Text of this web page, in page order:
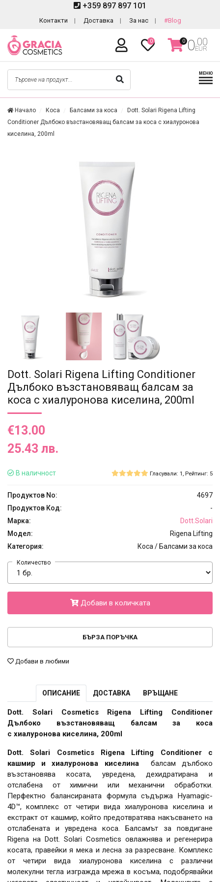
+359 897 897 101
Контакти Доставка За нас #Blog
0 0 0.00
EUR
МЕНЮ
Начало Коса Балсами за коса
Dott. Solari Rigena Lifting
Conditioner Дълбоко възстановяващ балсам за коса с хиалуронова
киселина, 200ml
Dott. Solari Rigena Lifting Conditioner
Дълбоко възстановяващ балсам за
коса с хиалуронова киселина, 200ml
€13.00
25.43 лв.
В наличност Гласували: 1, Рейтинг: 5
Продуктов No:
4697
Продуктов Код:
-
Марка:
Dott.Solari
Модел:
Rigena Lifting
Категория:
Коса / Балсами за коса
Количество
Добави в количката
БЪРЗА ПОРЪЧКА
Добави в любими
ОПИСАНИЕ ДОСТАВКА ВРЪЩАНЕ
Dott. Solari Cosmetics Rigena Lifting Conditioner
Дълбоко възстановяващ балсам за коса
с хиалуронова киселина, 200ml
Dott. Solari Cosmetics Rigena Lifting Conditioner с
кашмир и хиалуронова киселина
балсам дълбоко
възстановява косата, увредена, дехидратирана и
отслабена от химични или механични обработки.
Перфектно балансираната формула съдържа Hyamagic-
4D™, комплекс от четири вида хиалуронова киселина и
екстракт от кашмир, който предотвратява накъсването на
отслабената и увредена коса. Балсамът за повдигане
Rigena на Dott. Solari Cosmetics овлажнява и регенерира
косата, правейки я мека и лесна за разресване. Комплекс
от четири вида хиалуронова киселина с различни
молекулни тегла изгражда мрежа в косъма, подобрявайки